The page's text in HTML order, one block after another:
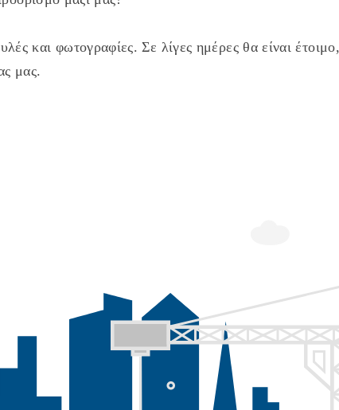
και φωτογραφίες. Σε λίγες ημέρες θα είναι έτοιμο,
μας.